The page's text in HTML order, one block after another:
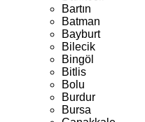
Bartın
Batman
Bayburt
Bilecik
Bingöl
Bitlis
Bolu
Burdur
Bursa